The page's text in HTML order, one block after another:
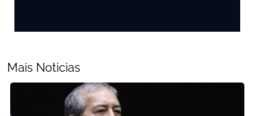
Mais Noticias